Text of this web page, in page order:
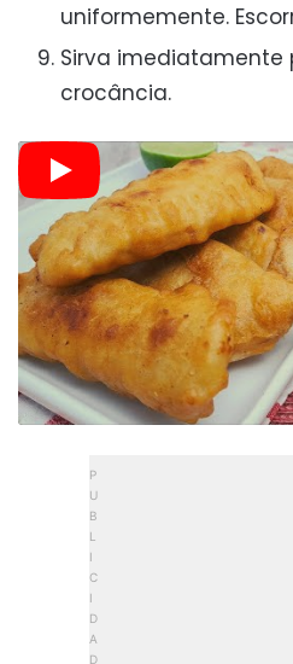
uniformemente.
Sirva imediatamente
crocância.